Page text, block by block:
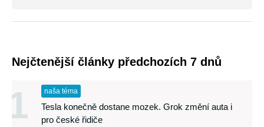
Nejčtenější články předchozích 7 dnů
1 naša téma
Tesla konečně dostane mozek. Grok změní auta i
pro české řidiče